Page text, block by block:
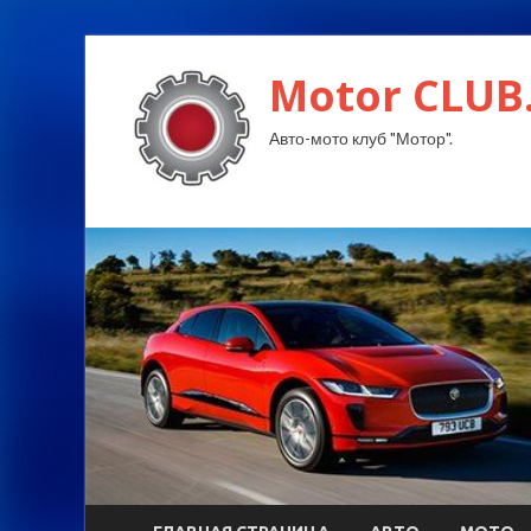
Motor
Авто-мото клуб "Мотор".